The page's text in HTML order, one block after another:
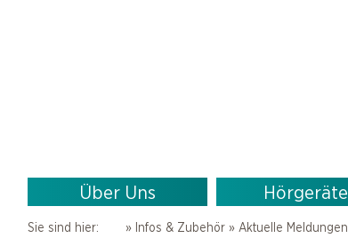
Über Uns Hörgeräte
Sie sind hier: » Infos & Zubehör» Aktuelle Meldungen